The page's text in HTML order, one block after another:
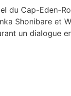
du Cap-Eden-
Shonibare et
un dialogue